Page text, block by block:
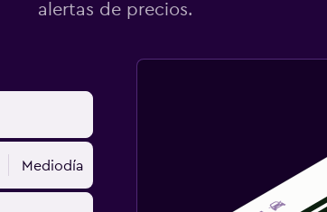
alertas de precios.
Mediodía